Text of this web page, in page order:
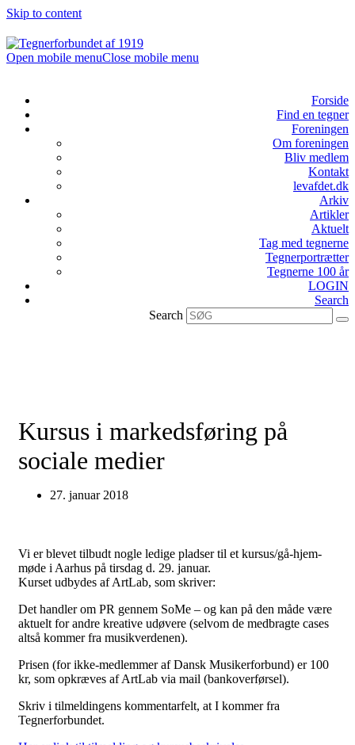
Skip to content
Open mobile menuClose mobile menu
Forside
Find en tegner
Foreningen
Om foreningen
Bliv medlem
Kontakt
levafdet.dk
Arkiv
Artikler
Aktuelt
Tag med tegnerne
Tegnerportrætter
Tegnerne 100 år
LOGIN
Search
Search
Kursus i markedsføring på
sociale medier
27. januar 2018
Vi er blevet tilbudt nogle ledige pladser til et kursus/gå-hjem-
møde i Aarhus på tirsdag d. 29. januar.
Kurset udbydes af ArtLab, som skriver:
Det handler om PR gennem SoMe – og kan på den måde være
aktuelt for andre kreative udøvere (selvom de medbragte cases
altså kommer fra musikverdenen).
Prisen (for ikke-medlemmer af Dansk Musikerforbund) er 100
kr, som opkræves af ArtLab via mail (bankoverførsel).
Skriv i tilmeldingens kommentarfelt, at I kommer fra
Tegnerforbundet.